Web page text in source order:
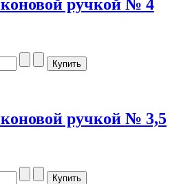
ручкой № 4
ручкой № 3,5